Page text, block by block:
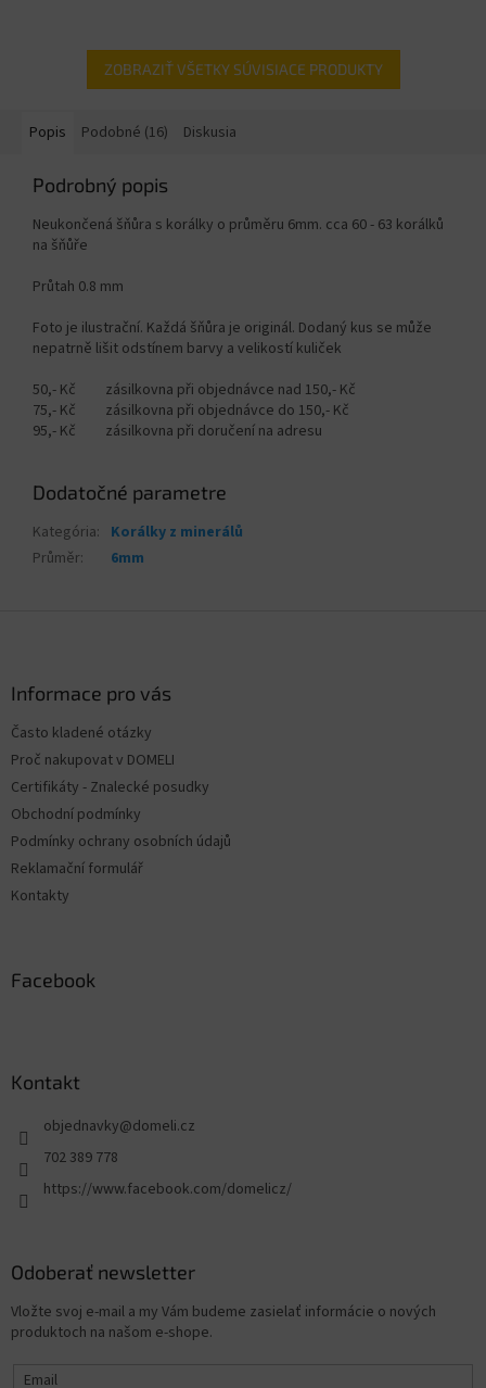
ZOBRAZIŤ VŠETKY SÚVISIACE PRODUKTY
Popis Podobné (16) Diskusia
Podrobný popis
Neukončená šňůra s korálky o průměru 6mm. cca 60 - 63 korálků
na šňůře
Průtah 0.8 mm
Foto je ilustrační. Každá šňůra je originál. Dodaný kus se může
nepatrně lišit odstínem barvy a velikostí kuliček
50,- Kč zásilkovna při objednávce nad 150,- Kč
75,- Kč zásilkovna při objednávce do 150,- Kč
95,- Kč zásilkovna při doručení na adresu
Dodatočné parametre
Kategória: Korálky z minerálů
Průměr: 6mm
Informace pro vás
Často kladené otázky
Proč nakupovat v DOMELI
Certifikáty - Znalecké posudky
Obchodní podmínky
Podmínky ochrany osobních údajů
Reklamační formulář
Kontakty
Facebook
Kontakt
objednavky@domeli.cz
702 389 778
https://www.facebook.com/domelicz/
Odoberať newsletter
Vložte svoj e-mail a my Vám budeme zasielať informácie o nových
produktoch na našom e-shope.
Email